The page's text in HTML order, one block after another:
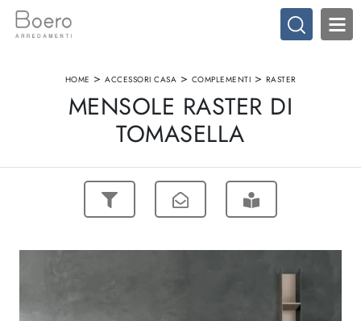
HOME > ACCESSORI CASA > COMPLEMENTI > RASTER
MENSOLE RASTER DI
TOMASELLA